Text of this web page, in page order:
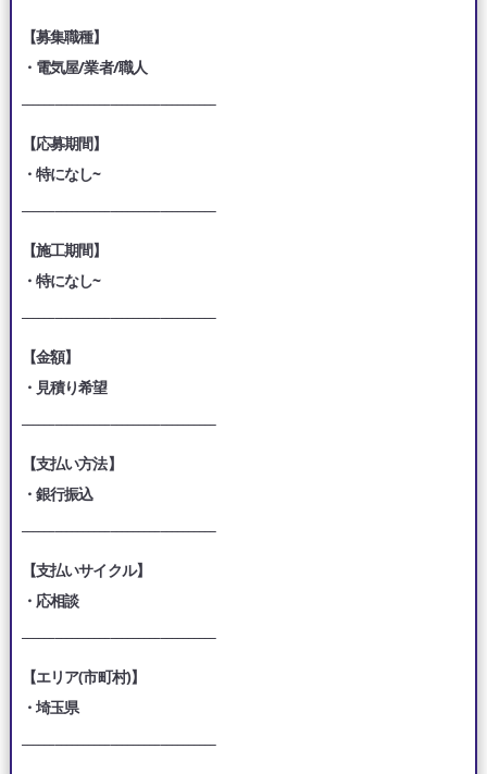
【募集職種】
・電気屋/業者/職人
【応募期間】
・特になし~
【施工期間】
・特になし~
【金額】
・見積り希望
【支払い方法】
・銀行振込
【支払いサイクル】
・応相談
【エリア(市町村)】
・埼玉県